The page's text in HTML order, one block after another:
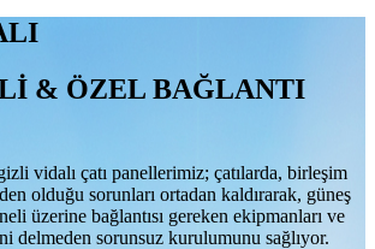
& ÖZEL BAĞLANTI
vidalı çatı panellerimiz; çatılarda, birleşim
olduğu sorunları ortadan kaldırarak, güneş
üzerine bağlantısı gereken ekipmanları ve
delmeden sorunsuz kurulumunu sağlıyor.